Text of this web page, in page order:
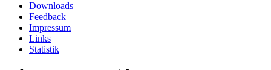
Downloads
Feedback
Impressum
Links
Statistik